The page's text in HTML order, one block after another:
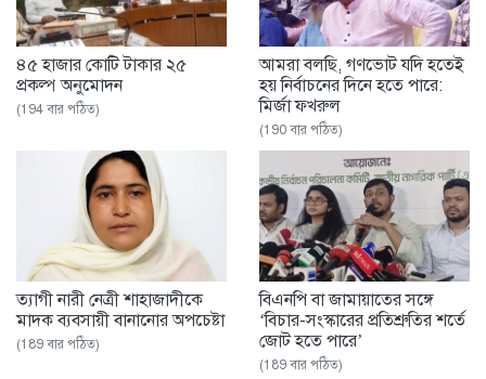
৪৫ হাজার কোটি টাকার ২৫
প্রকল্প অনুমোদন
(194 বার পঠিত)
আমরা বলছি, গণভোট যদি হতেই
হয় নির্বাচনের দিনে হতে পারে:
মির্জা ফখরুল
(190 বার পঠিত)
ত্যাগী নারী নেত্রী শাহাজাদীকে
মাদক ব্যবসায়ী বানানোর অপচেষ্টা
(189 বার পঠিত)
বিএনপি বা জামায়াতের সঙ্গে
‘বিচার-সংস্কারের প্রতিশ্রুতির শর্তে
জোট হতে পারে’
(189 বার পঠিত)